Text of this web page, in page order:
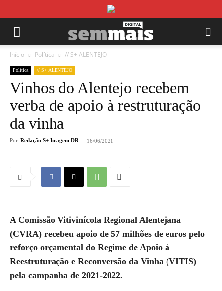
Início Política // S+ ALENTEJO
Política // S+ ALENTEJO
Vinhos do Alentejo recebem
verba de apoio à restruturação
da vinha
Por Redação S+ Imagem DR - 16/06/2021
A Comissão Vitivinícola Regional Alentejana
(CVRA) recebeu apoio de 57 milhões de euros pelo
reforço orçamental do Regime de Apoio à
Reestruturação e Reconversão da Vinha (VITIS)
pela campanha de 2021-2022.